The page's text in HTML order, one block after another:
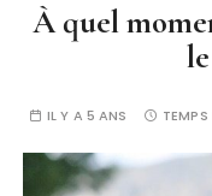
À quel
IL Y A 5 ANS TEMPS